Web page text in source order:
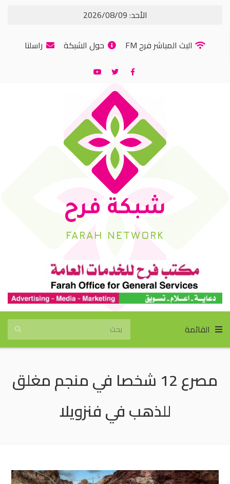
الأحد: 2026/08/09
البث المباشر فرح FM
حول الشبكة راسلنا
شبكة فرح
FARAH NETWORK
القائمة
مصرع 12 شخصا في منجم مغلق
للذهب في فنزويلا